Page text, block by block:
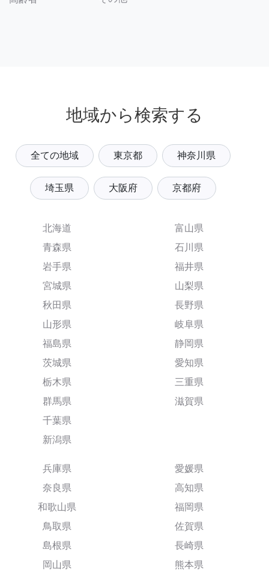
地域から検索する
全ての地域 東京都 神奈川県
埼玉県 大阪府 京都府
北海道
青森県
岩手県
宮城県
秋田県
山形県
福島県
茨城県
栃木県
群馬県
千葉県
新潟県
富山県
石川県
福井県
山梨県
長野県
岐阜県
静岡県
愛知県
三重県
滋賀県
兵庫県
奈良県
和歌山県
鳥取県
島根県
岡山県
愛媛県
高知県
福岡県
佐賀県
長崎県
熊本県